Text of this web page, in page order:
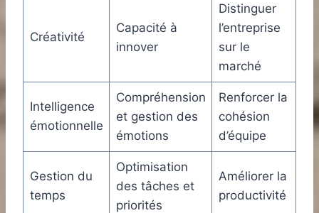
Créativité
Capacité à
innover
Distinguer
l’entreprise
sur le
marché
Intelligence
émotionnelle
Compréhension
et gestion des
émotions
Renforcer la
cohésion
d’équipe
Gestion du
temps
Optimisation
des tâches et
priorités
Améliorer la
productivité